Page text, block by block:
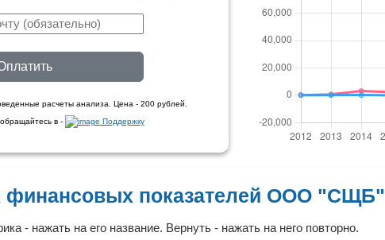
расчеты анализа. Цена - 200 рублей.
в - Поддержку
финансовых показателей ООО "СЩБ"
- нажать на его название. Вернуть - нажать на него повторно.